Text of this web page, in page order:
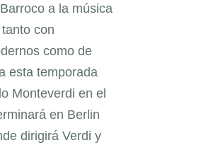
a la música
con
como de
esta temporada
Monteverdi en el
en Berlin
dirigirá Verdi y